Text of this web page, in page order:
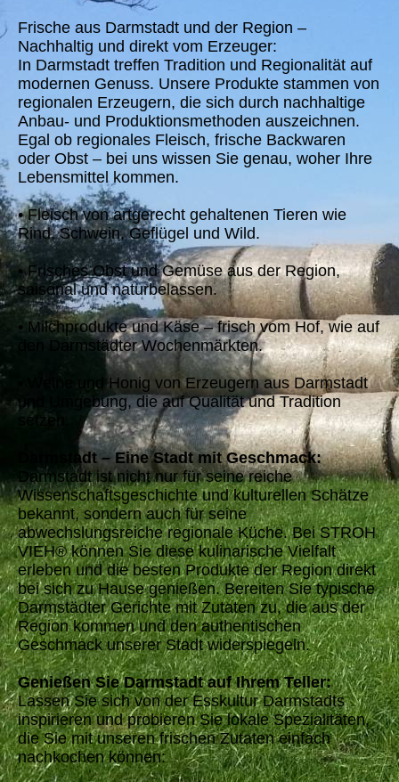
Frische aus Darmstadt und der Region –
Nachhaltig und direkt vom Erzeuger:
In Darmstadt treffen Tradition und Regionalität auf
modernen Genuss. Unsere Produkte stammen von
regionalen Erzeugern, die sich durch nachhaltige
Anbau- und Produktionsmethoden auszeichnen.
Egal ob regionales Fleisch, frische Backwaren
oder Obst – bei uns wissen Sie genau, woher Ihre
Lebensmittel kommen.
• Fleisch von artgerecht gehaltenen Tieren wie
Rind, Schwein, Geflügel und Wild.
• Frisches Obst und Gemüse aus der Region,
saisonal und naturbelassen.
• Milchprodukte und Käse – frisch vom Hof, wie auf
den Darmstädter Wochenmärkten.
• Weine und Honig von Erzeugern aus Darmstadt
und Umgebung, die auf Qualität und Tradition
setzen.
Darmstadt – Eine Stadt mit Geschmack:
Darmstadt ist nicht nur für seine reiche
Wissenschaftsgeschichte und kulturellen Schätze
bekannt, sondern auch für seine
abwechslungsreiche regionale Küche. Bei STROH
VIEH® können Sie diese kulinarische Vielfalt
erleben und die besten Produkte der Region direkt
bei sich zu Hause genießen. Bereiten Sie typische
Darmstädter Gerichte mit Zutaten zu, die aus der
Region kommen und den authentischen
Geschmack unserer Stadt widerspiegeln.
Genießen Sie Darmstadt auf Ihrem Teller:
Lassen Sie sich von der Esskultur Darmstadts
inspirieren und probieren Sie lokale Spezialitäten,
die Sie mit unseren frischen Zutaten einfach
nachkochen können: